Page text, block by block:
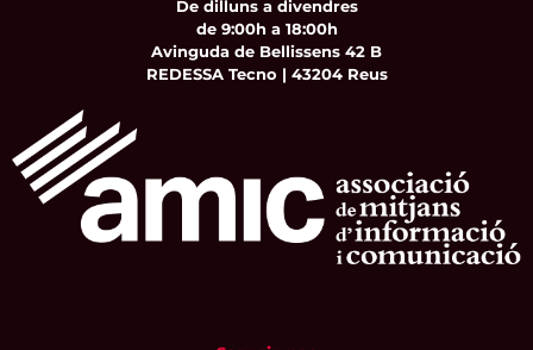
De dilluns a divendres
de 9:00h a 18:00h
Avinguda de Bellissens 42 B
REDESSA Tecno | 43204 Reus